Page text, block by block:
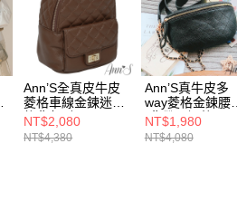
Ann’S全真皮牛皮
菱格車線金鍊迷你
後背包-咖
NT$2,080
NT$4,380
Ann’S真牛皮多
way菱格金鍊腰包
(背帶可調整)-黑
NT$1,980
NT$4,080